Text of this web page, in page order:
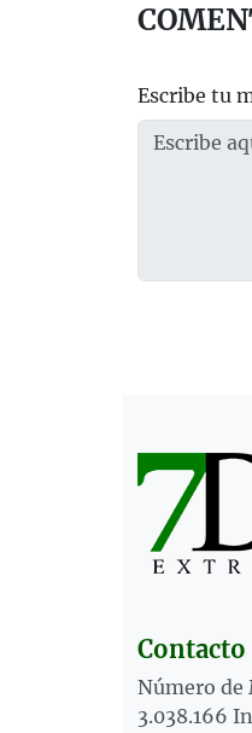
Escribe tu
Contacto
Número de
3.038.166